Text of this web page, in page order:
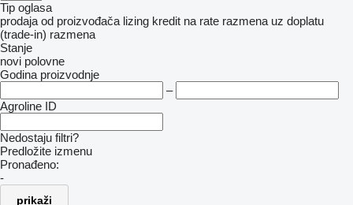
Tip oglasa
prodaja od proizvođača lizing kredit na rate razmena uz doplatu
(trade-in) razmena
Stanje
novi polovne
Godina proizvodnje
–
Agroline ID
Nedostaju filtri?
Predložite izmenu
Pronađeno:
-
prikaži